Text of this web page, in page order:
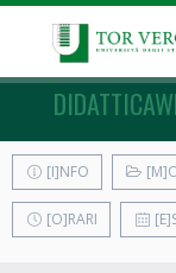
[I]NFO
[O]RARI